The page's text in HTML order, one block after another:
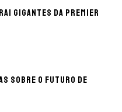
gigantes da Premier
sobre o futuro de